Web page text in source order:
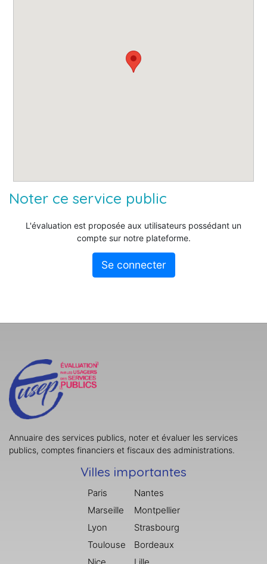
Noter ce service public
L'évaluation est proposée aux utilisateurs possédant un
compte sur notre plateforme.
Se connecter
Annuaire des services publics, noter et évaluer les services
publics, comptes financiers et fiscaux des administrations.
Villes importantes
Paris
Marseille
Lyon
Toulouse
Nantes
Montpellier
Strasbourg
Bordeaux